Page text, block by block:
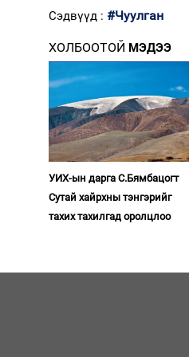
Сэдвүүд : #Чуулган
ХОЛБООТОЙ МЭДЭЭ
УИХ-ын дарга С.Бямбацогт
Сутай хайрхны тэнгэрийг
тахих тахилгад оролцлоо